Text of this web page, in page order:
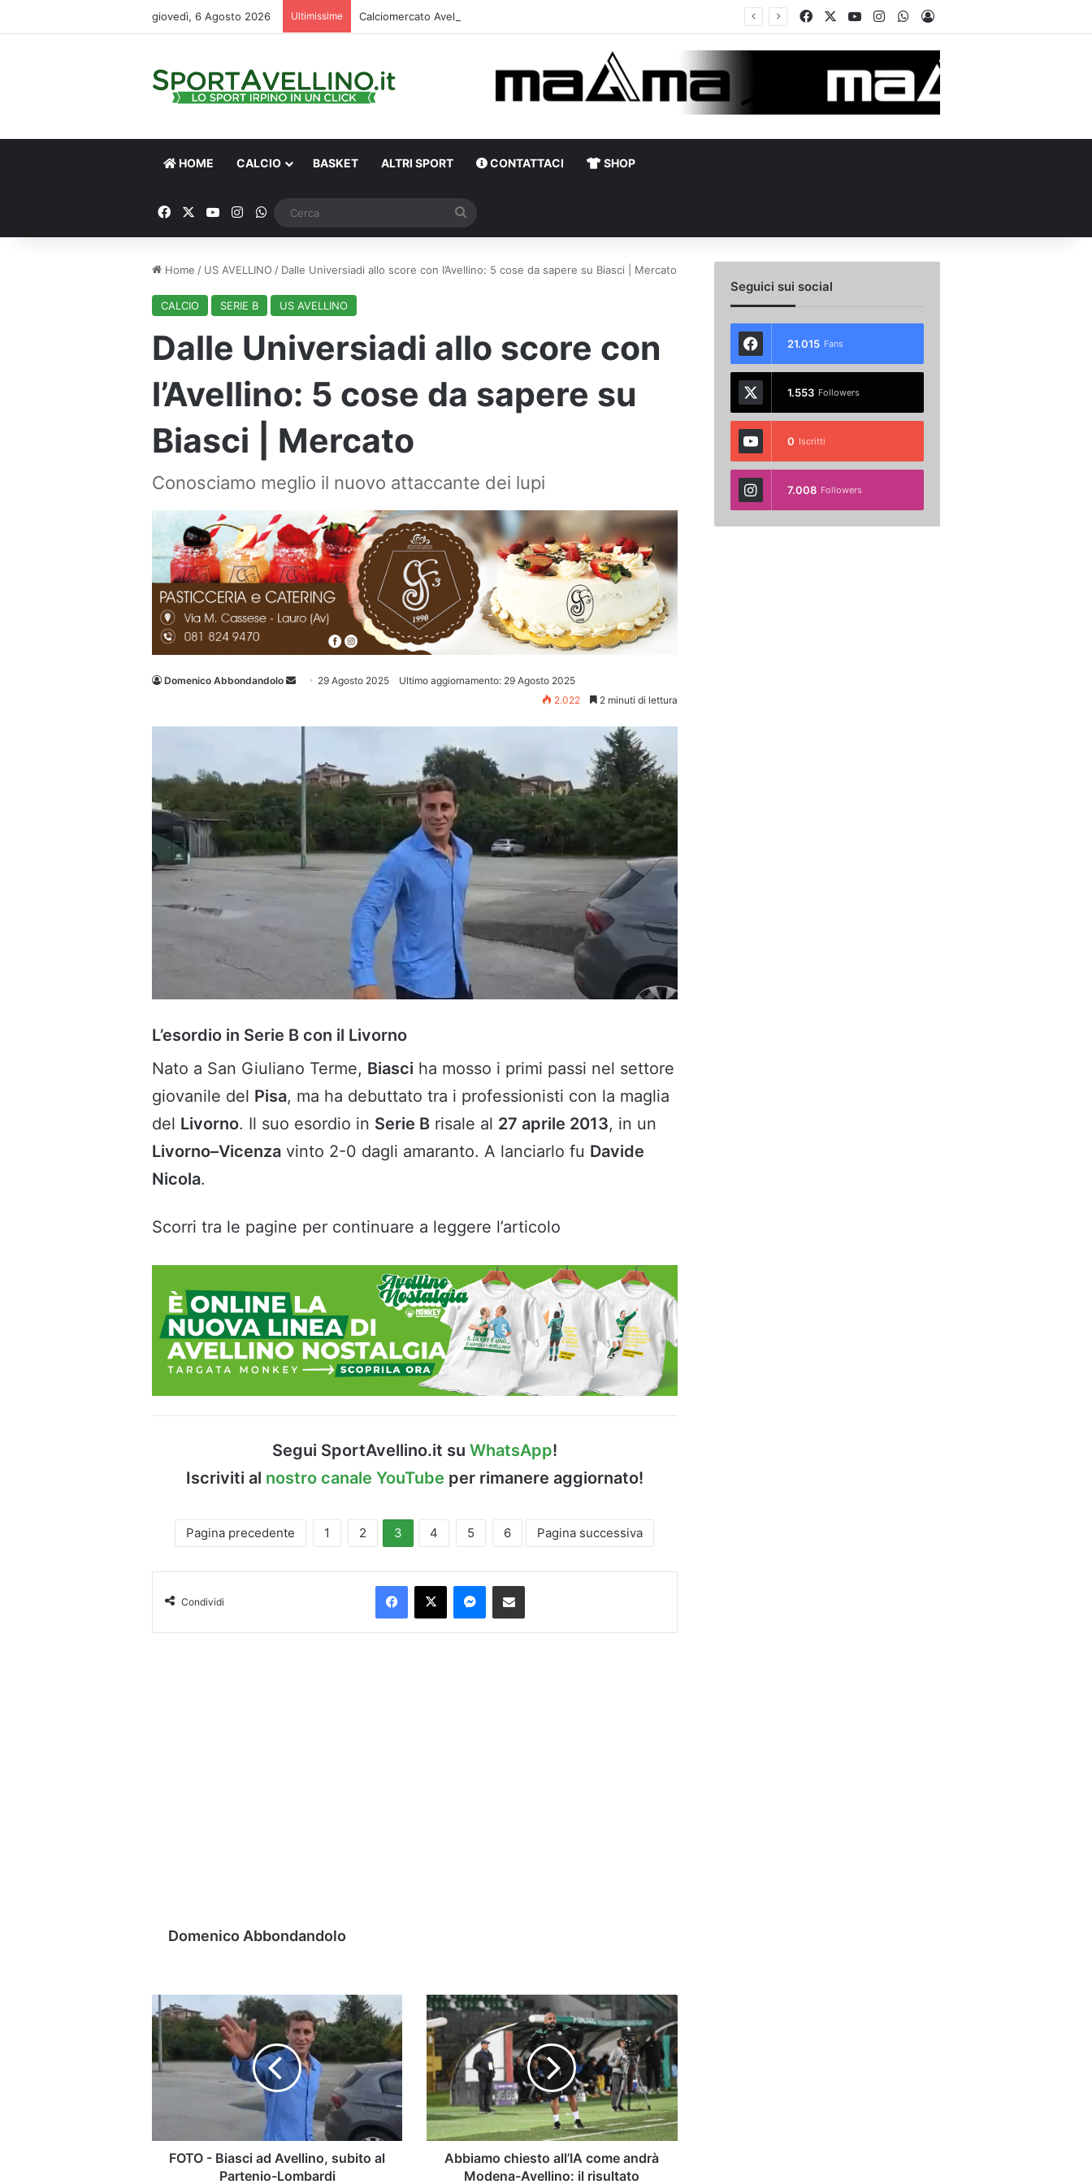
giovedì, 6 Agosto 2026 Ultimissime FacebookYou TubeInstagramWhatsApp
Accedi
HOME CALCIO BASKET ALTRI SPORT CONTATTACI SHOP
FacebookYou TubeInstagram
WhatsApp
Home / US AVELLINO / Dalle Universiadi allo score con l’Avellino: 5 cose da sapere su Biasci | Mercato
CALCIO SERIE B US AVELLINO
Dalle Universiadi allo score con
l’Avellino: 5 cose da sapere su
Biasci | Mercato
Conosciamo meglio il nuovo attaccante dei lupi
Domenico Abbondandolo
Invia 29 Agosto 2025
Ultimo aggiornamento: 29 Agosto 2025
2.022
2 minuti di lettura
L’esordio in Serie B con il Livorno
Nato a San Giuliano Terme, Biasci ha mosso i primi passi nel settore
giovanile del Pisa, ma ha debuttato tra i professionisti con la maglia
del Livorno. Il suo esordio in Serie B risale al 27 aprile 2013, in un
Livorno–Vicenza vinto 2-0 dagli amaranto. A lanciarlo fu Davide
Nicola.
Scorri tra le pagine per continuare a leggere l’articolo
Segui SportAvellino.it su WhatsApp!
Iscriviti al nostro canale YouTube per rimanere aggiornato!
Pagina precedente 1 2 3 4 5 6 Pagina successiva
Condividi
Facebook
X Messenger
Condividi via Email
Domenico Abbondandolo
FOTO
-
Biasci
ad
Avellino,
Lombardi
FOTO - Biasci ad Avellino, subito al
Partenio-Lombardi
Abbiamo
chiesto
all’IA
come
andrà
Modena-
Avellino:
il
risultato
previsto
Abbiamo chiesto all’IA come andrà
Modena-Avellino: il risultato
Seguici sui social
21.015 Fans
1.553 Followers
0 Iscritti
7.008 Followers